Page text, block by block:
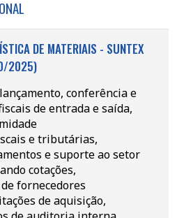
DE MATERIAIS - SUNTEX
2025)
conferência e
de entrada e saída,
e tributárias,
e suporte ao setor
cotações,
fornecedores
de aquisição,